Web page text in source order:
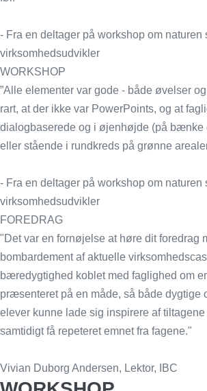
- Fra en deltager på workshop om naturen
virksomhedsudvikler
WORKSHOP
”Alle elementer var gode - både øvelser
rart, at der ikke var PowerPoints, og at
dialogbaserede og i øjenhøjde (på bænke
eller stående i rundkreds på grønne
- Fra en deltager på workshop om naturen
virksomhedsudvikler
FOREDRAG
"Det var en fornøjelse at høre dit foredrag
bombardement af aktuelle
bæredygtighed koblet med faglighed om
præsenteret på en måde, så både dygtige
elever kunne lade sig inspirere af
samtidigt få repeteret emnet fra fagene."
Vivian Duborg Andersen, Lektor, IBC